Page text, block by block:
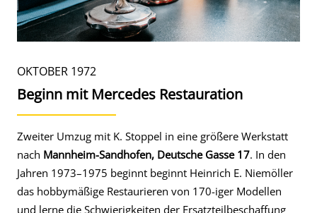
OKTOBER 1972
Beginn mit Mercedes Restauration
Zweiter Umzug mit K. Stoppel in eine größere Werkstatt
nach Mannheim-Sandhofen, Deutsche Gasse 17. In den
Jahren 1973–1975 beginnt beginnt Heinrich E. Niemöller
das hobbymäßige Restaurieren von 170-iger Modellen
und lerne die Schwierigkeiten der Ersatzteilbeschaffung